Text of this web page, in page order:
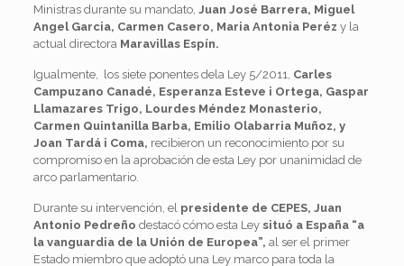
Ministras durante su mandato, Juan José Barrera, Miguel
Angel Garcia, Carmen Casero, Maria Antonia Peréz y la
actual directora Maravillas Espín.
Igualmente, los siete ponentes dela Ley 5/2011, Carles
Campuzano Canadé, Esperanza Esteve i Ortega, Gaspar
Llamazares Trigo, Lourdes Méndez Monasterio,
Carmen Quintanilla Barba, Emilio Olabarria Muñoz, y
Joan Tardá i Coma, recibieron un reconocimiento por su
compromiso en la aprobación de esta Ley por unanimidad de
arco parlamentario.
Durante su intervención, el presidente de CEPES, Juan
Antonio Pedreño destacó cómo esta Ley situó a España “a
la vanguardia de la Unión de Europea”, al ser el primer
Estado miembro que adoptó una Ley marco para toda la